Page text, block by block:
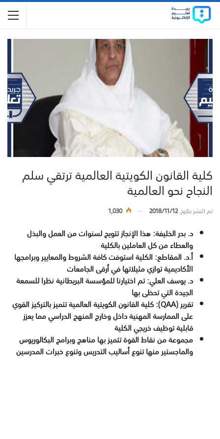
كلية القانون الكويتية العالمية ترتقي سلم
النجاح نحو العالمية
تم النشر بتاريخ2018/11/12
1,030
د. بدر الخليفة: هذا الإنجاز تتويج لسنوات من العمل والبذل
والعطاء من كل العاملين بالكلية
أ.د. المقاطع: الكلية استوفت كافة الشروط والمعايير وبرامجها
الأكاديمية توازي مثيلاتها في أرقى الجامعات
د. يوسف العلي: تم اختيارنا للمؤسسة البريطانية نظرا للسمعة
الجيدة التي تحظى بها
تقرير (QAA): كلية القانون الكويتية العالمية تتميز بالتركيز القوي
على الممارسة المهنية داخل وخارج المنهج الدراسي مما يعزز
قابلية توظيف خريجي الكلية
مجموعة من نقاط القوة تتميز بها مناهج وبرامج البكالوريوس
والماجستير منها تنوع أساليب التدريس وتنوع خبرات المدرسين